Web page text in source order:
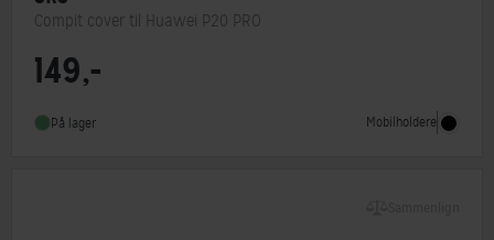
Compit cover til Huawei P20 PRO
149,-
På lager Mobilholdere